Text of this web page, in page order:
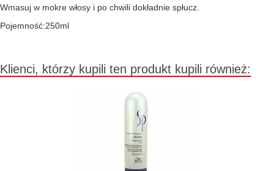
Wmasuj w mokre włosy i po chwili dokładnie spłucz.
Pojemność:250ml
Klienci, którzy kupili ten produkt kupili również: